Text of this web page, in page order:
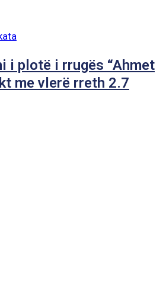
i plotë i rrugës “Ahmet
me vlerë rreth 2.7